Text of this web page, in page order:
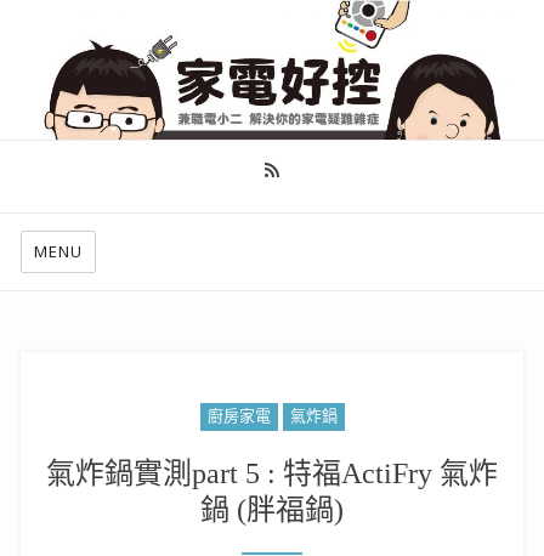
幫你做好功課，看了就知怎麼找出適合自己的家電
MENU
廚房家電 氣炸鍋
氣炸鍋實測part 5 : 特福ActiFry 氣炸
鍋 (胖福鍋)